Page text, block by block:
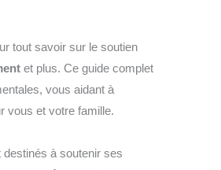
tout savoir sur le soutien
et plus. Ce guide complet
vous aidant à
vous et votre famille.
destinés à soutenir ses